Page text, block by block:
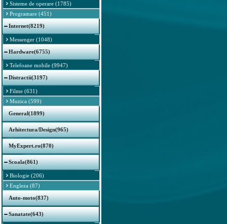
Sisteme de operare (1785)
Programare (451)
Internet(8219)
Messenger (1048)
Hardware(6755)
Telefoane mobile (9947)
Distractii(3197)
Filme (631)
Muzica (599)
General(1899)
Arhitectura/Design(965)
MyExpert.ro(870)
Scoala(861)
Biologie (206)
Engleza (87)
Auto-moto(837)
Sanatate(643)